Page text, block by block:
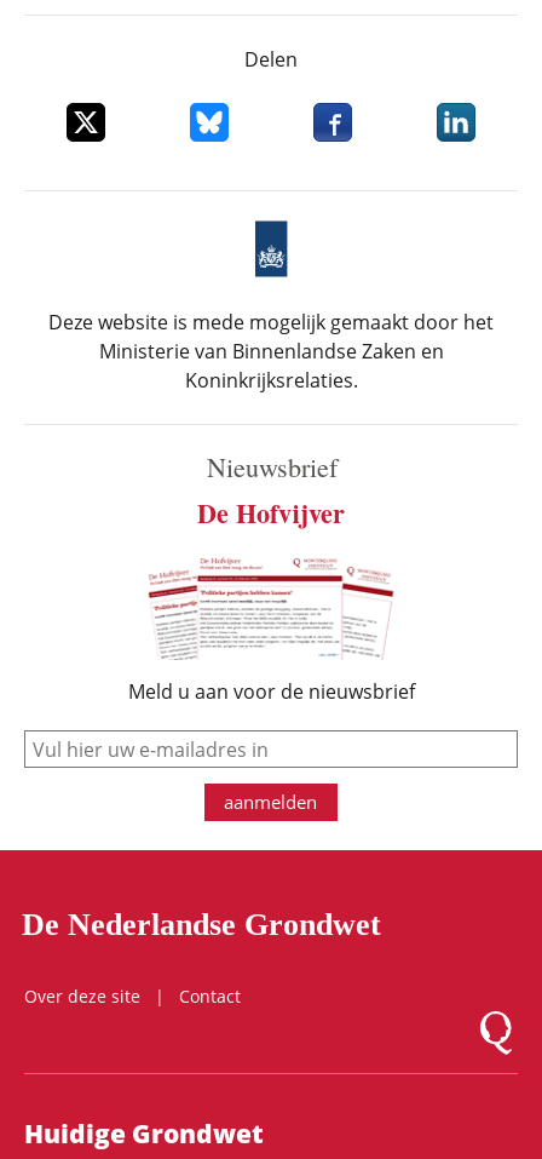
Delen
Deel dit item op XDeel dit item op Bluesky
Deel dit item opDeel dit
Deze website is mede mogelijk gemaakt door het
Ministerie van Binnenlandse Zaken en
Koninkrijksrelaties.
Nieuwsbrief
De Hofvijver
Meld u aan voor de nieuwsbrief
e-mail
aanmelden
De Nederlandse Grondwet
Over deze site
Contact
Logo
Hoofdnavigatie
Huidige Grondwet